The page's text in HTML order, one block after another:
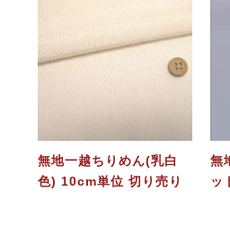
無地一越ちりめん(乳白
色) 10cm単位 切り売り
無
ッ